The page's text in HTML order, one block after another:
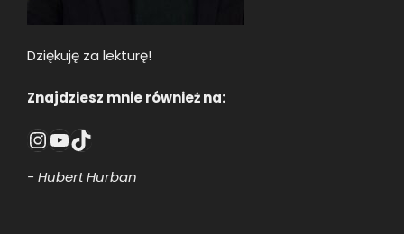
Dziękuję za lekturę!
Znajdziesz mnie również na:
InstagramYouTube TikTok
- Hubert Hurban